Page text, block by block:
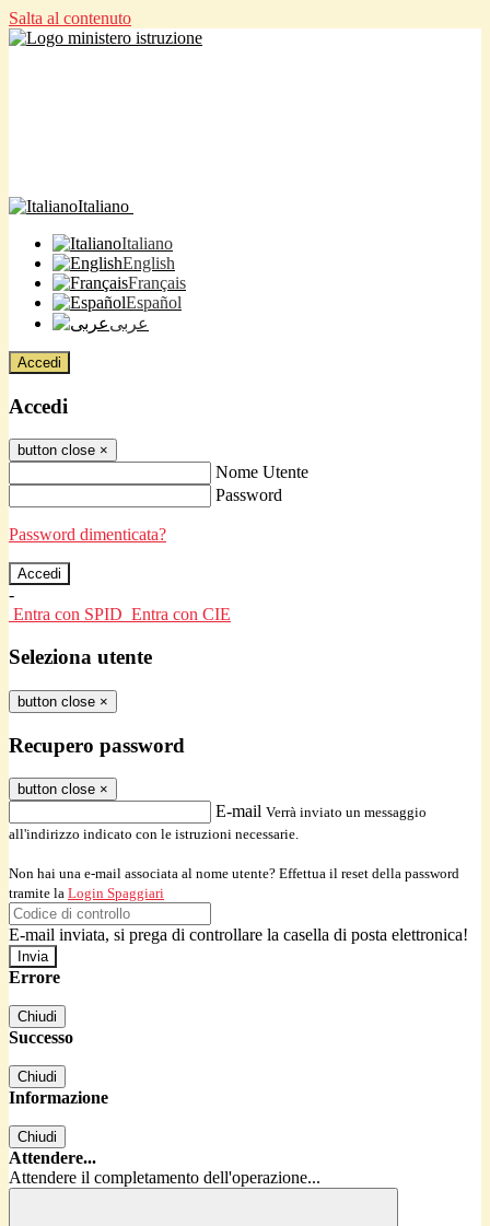
Salta al contenuto
Italiano
Italiano
English
Français
Español
عربى
Accedi
Accedi
button close ×
Nome Utente
Password
Password dimenticata?
-
Entra con SPID Entra con CIE
Seleziona utente
button close ×
Recupero password
button close ×
E-mail Verrà inviato un messaggio
all'indirizzo indicato con le istruzioni necessarie.
Non hai una e-mail associata al nome utente? Effettua il reset della password
tramite la Login Spaggiari
E-mail inviata, si prega di controllare la casella di posta elettronica!
Errore
Chiudi
Successo
Chiudi
Informazione
Chiudi
Attendere...
Attendere il completamento dell'operazione...